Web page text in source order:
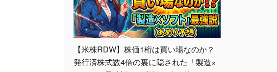
【米株RDW】株価1桁は買い場なのか？
発行済株式数4倍の裏に隠された「製造×